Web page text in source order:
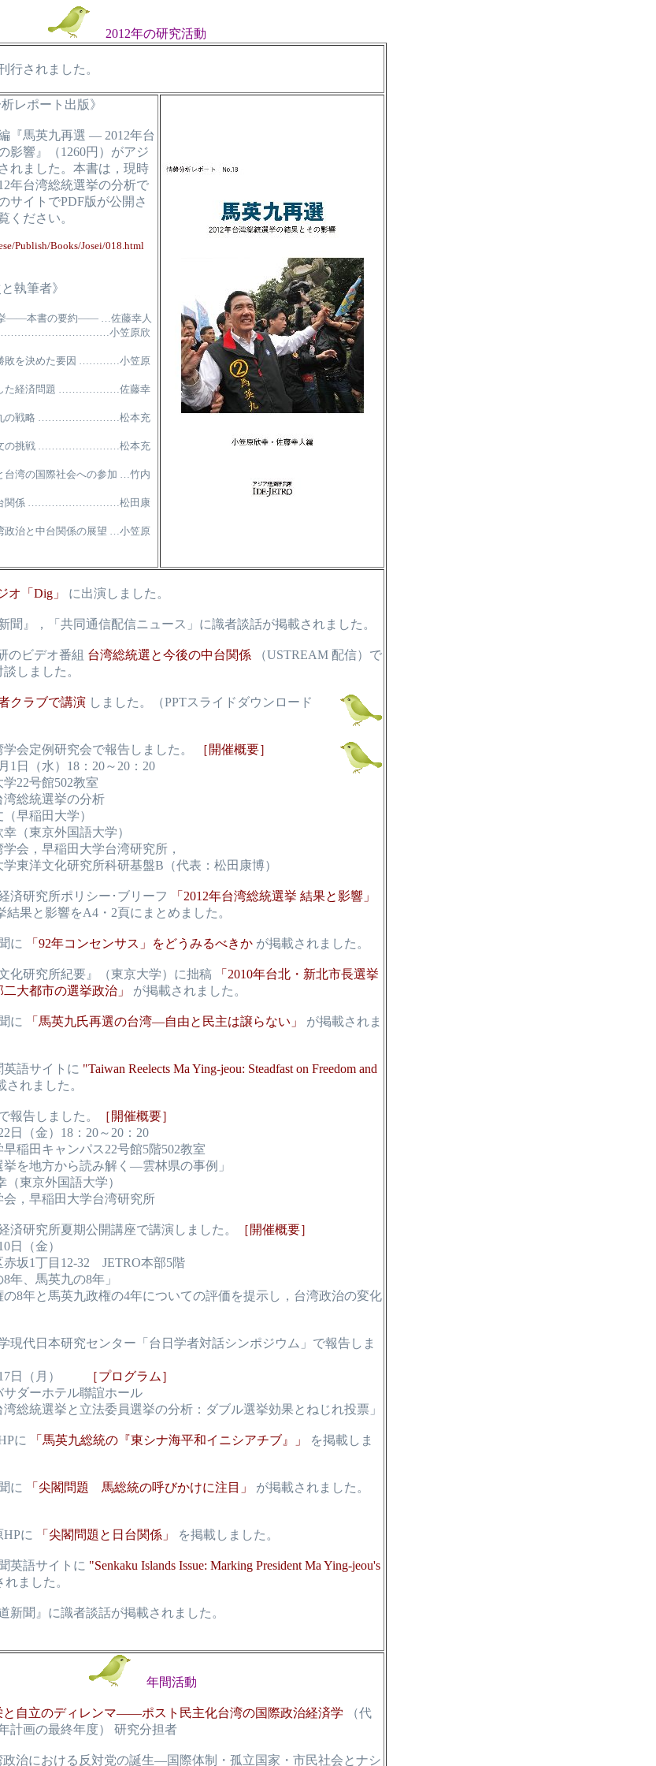
2012年の研究活動
行されました。
レポート出版》
『馬英九再選 ― 2012年台
影響』（1260円）がアジ
れました。本書は，現時
年台湾総統選挙の分析で
サイトでPDF版が公開さ
ください。
Publish/Books/Josei/018.html
と執筆者》
――本書の要約―― …佐藤幸人
………………………………小笠原欣
敗を決めた要因 …………小笠原
た経済問題 ………………佐藤幸
九の戦略 ……………………松本充
文の挑戦 ……………………松本充
湾の国際社会への参加 …竹内
台関係 ………………………松田康
治と中台関係の展望 …小笠原
オ「Dig」 に出演しました。
聞』，「共同通信配信ニュース」に識者談話が掲載されました。
のビデオ番組 台湾総統選と今後の中台関係 （USTREAM 配信）で
しました。
クラブで講演 しました。（PPTスライドダウンロード
会定例研究会で報告しました。
［開催概要］
1日（水）18：20～20：20
22号館502教室
湾総統選挙の分析
早稲田大学）
（東京外国語大学）
会，早稲田大学台湾研究所，
化研究所科研基盤B（代表：松田康博）
済研究所ポリシー･ブリーフ
「2012年台湾総統選挙 結果と影響」
結果と影響をA4・2頁にまとめました。
に 「92年コンセンサス」をどうみるべきか が掲載されました。
化研究所紀要』（東京大学）に拙稿
「2010年台北・新北市長選挙
大都市の選挙政治」
が掲載されました。
に 「馬英九氏再選の台湾―自由と民主は譲らない」
が掲載されま
英語サイトに "Taiwan Reelects Ma Ying-jeou: Steadfast on Freedom and
されました。
報告しました。
［開催概要］
日（金）18：20～20：20
稲田キャンパス22号館5階502教室
を地方から読み解く―雲林県の事例」
東京外国語大学）
会，早稲田大学台湾研究所
済研究所夏期公開講座で講演しました。
［開催概要］
日（金）
赤坂1丁目12-32 JETRO本部5階
年、馬英九の8年」
8年と馬英九政権の4年についての評価を提示し，台湾政治の変化
現代日本研究センター「台日学者対話シンポジウム」で報告しま
17日（月）
［プログラム］
ダーホテル聯誼ホール
湾総統選挙と立法委員選挙の分析：ダブル選挙効果とねじれ投票」
に 「馬英九総統の『東シナ海平和イニシアチブ』」
を掲載しま
に 「尖閣問題 馬総統の呼びかけに注目」
が掲載されました。
HPに 「尖閣問題と日台関係」 を掲載しました。
英語サイトに "Senkaku Islands Issue: Marking President Ma Ying-jeou's
ました。
新聞』に識者談話が掲載されました。
年間活動
と自立のディレンマ――ポスト民主化台湾の国際政治経済学 （代
計画の最終年度） 研究分担者
治における反対党の誕生―国際体制・孤立国家・市民社会とナシ